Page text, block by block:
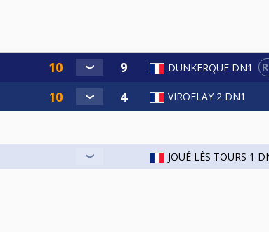
DUNKERQUE DN1
VIROFLAY 2 DN1
JOUÉ LÈS TOURS 1